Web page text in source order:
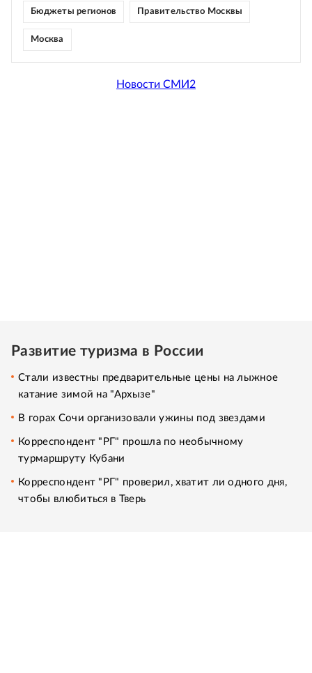
Бюджеты регионов Правительство Москвы
Москва
Новости СМИ2
Развитие туризма в России
Стали известны предварительные цены на лыжное
катание зимой на "Архызе"
В горах Сочи организовали ужины под звездами
Корреспондент "РГ" прошла по необычному
турмаршруту Кубани
Корреспондент "РГ" проверил, хватит ли одного дня,
чтобы влюбиться в Тверь